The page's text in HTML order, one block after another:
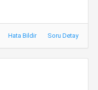
Hata Bildir Soru Detay